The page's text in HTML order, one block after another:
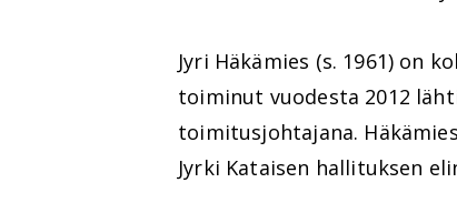
Jyri Häkämies (s. 1961) on
toiminut vuodesta 2012
toimitusjohtajana.
Jyrki Kataisen hallituksen